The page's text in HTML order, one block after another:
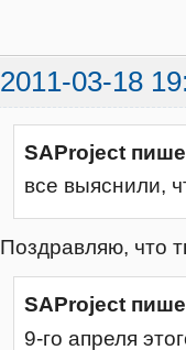
2011-03-18
SAProject
все выяснили,
Поздравляю, что
SAProject
9-го апреля